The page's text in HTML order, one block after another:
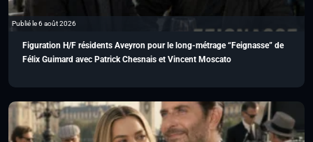
Publié le 6 août 2026
Figuration H/F résidents Aveyron pour le long-métrage “Feignasse” de
Félix Guimard avec Patrick Chesnais et Vincent Moscato